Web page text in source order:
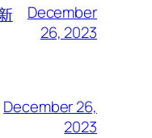
December
26, 2023
December 26,
2023